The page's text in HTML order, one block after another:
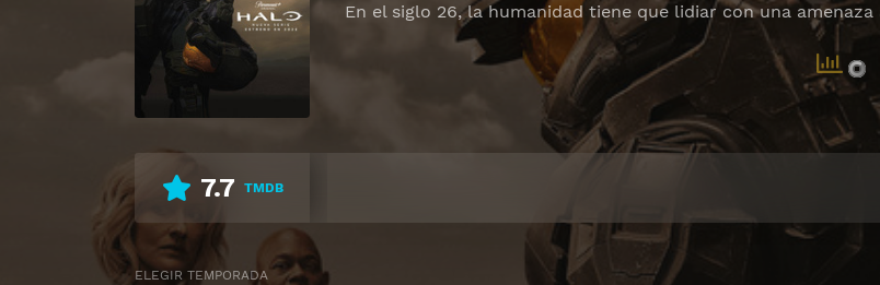
En el siglo 26, la humanidad tiene que lidiar con una
7.7 TMDB
ELEGIR TEMPORADA